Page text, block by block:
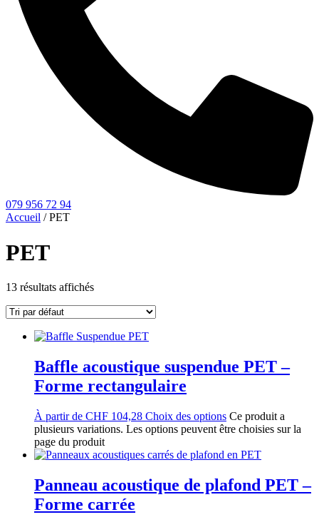
079 956 72 94
Accueil / PET
PET
13 résultats affichés
Baffle acoustique suspendue PET –
Forme rectangulaire
À partir de CHF 104,28 Choix des options Ce produit a
plusieurs variations. Les options peuvent être choisies sur la
page du produit
Panneau acoustique de plafond PET –
Forme carrée